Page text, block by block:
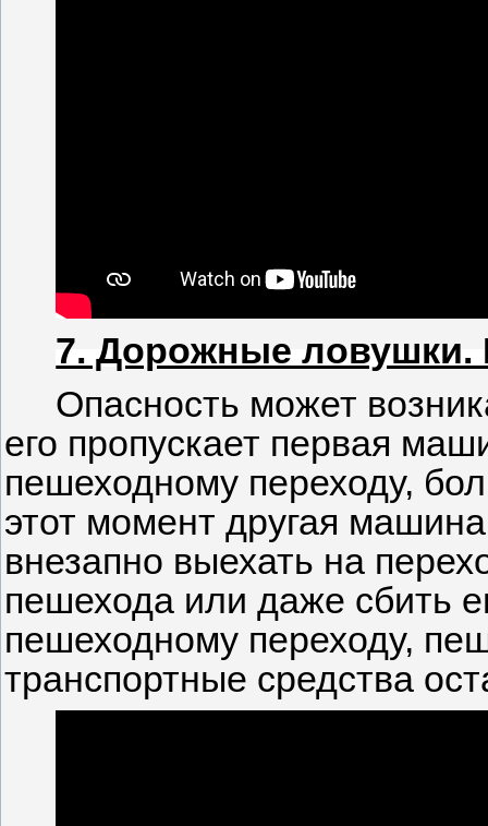
7. Дорожные ловушки.
Опасность может
его пропускает первая
пешеходному переходу,
этот момент другая
внезапно выехать на
пешехода или даже сбить
пешеходному переходу,
транспортные средства